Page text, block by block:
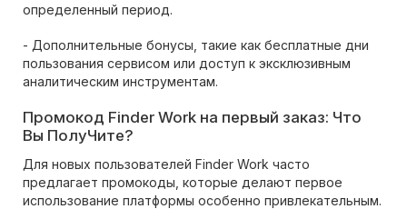
определенный период.
- Дополнительные бонусы, такие как бесплатные дни
пользования сервисом или доступ к эксклюзивным
аналитическим инструментам.
Промокод Finder Work на первый заказ: Что
Вы ПолуЧите?
Для новых пользователей Finder Work часто
предлагает промокоды, которые делают первое
использование платформы особенно привлекательным.